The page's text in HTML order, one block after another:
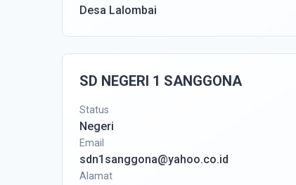
Desa Lalombai
SD NEGERI 1 SANGGONA
Status
Negeri
Email
sdn1sanggona@yahoo.co.id
Alamat